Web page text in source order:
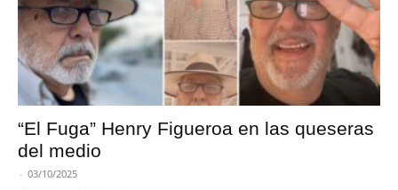
“El Fuga” Henry Figueroa en las queseras
del medio
- 03/10/2025